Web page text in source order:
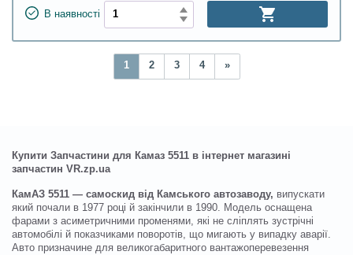
В наявності
1 2 3 4 »
Купити Запчастини для Камаз 5511 в інтернет магазині
запчастин VR.zp.ua
КамАЗ 5511 — самоскид від Камського автозаводу, випускати
який почали в 1977 році й закінчили в 1990. Модель оснащена
фарами з асиметричними променями, які не сліплять зустрічні
автомобілі й показчиками поворотів, що мигають у випадку аварії.
Авто призначине для великогабаритного вантажоперевезення